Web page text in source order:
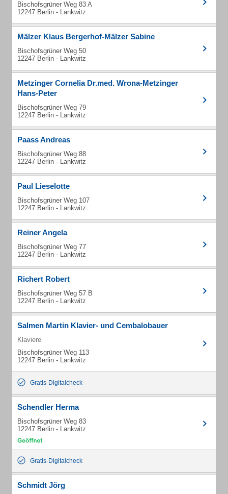
Bischofsgrüner Weg 83 A
12247 Berlin - Lankwitz
Mälzer Klaus Bergerhof-Mälzer Sabine
Bischofsgrüner Weg 50
12247 Berlin - Lankwitz
Metzinger Cornelia Dr.med. Wrona-Metzinger
Hans-Peter
Bischofsgrüner Weg 79
12247 Berlin - Lankwitz
Paass Andreas
Bischofsgrüner Weg 88
12247 Berlin - Lankwitz
Paul Lieselotte
Bischofsgrüner Weg 107
12247 Berlin - Lankwitz
Reiner Angela
Bischofsgrüner Weg 77
12247 Berlin - Lankwitz
Richert Robert
Bischofsgrüner Weg 57 B
12247 Berlin - Lankwitz
Salmen Martin Klavier- und Cembalobauer
Klaviere
Bischofsgrüner Weg 113
12247 Berlin - Lankwitz
Gratis-Digitalcheck
Schendler Herma
Bischofsgrüner Weg 83
12247 Berlin - Lankwitz
Gratis-Digitalcheck
Schmidt Jörg